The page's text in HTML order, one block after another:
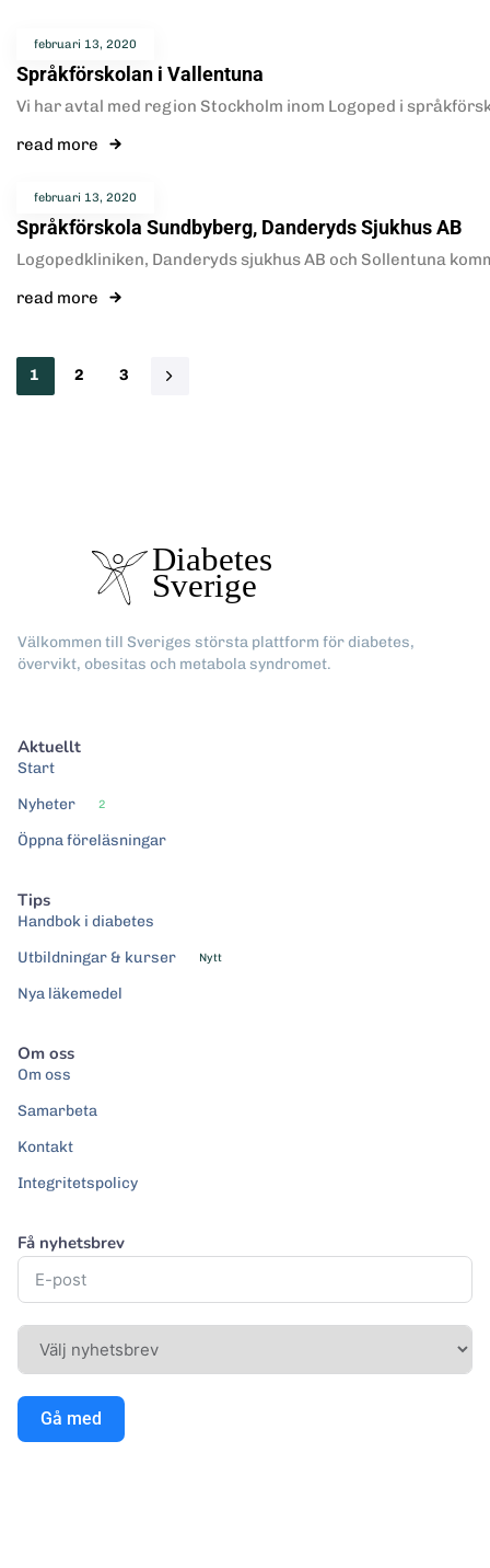
februari 13, 2020
Språkförskolan i Vallentuna
Vi har avtal med region Stockholm inom Logoped i
read more
februari 13, 2020
Språkförskola Sundbyberg, Danderyds Sjukhus AB
Logopedkliniken, Danderyds sjukhus AB och Sollentuna
read more
1 2 3
Välkommen till Sveriges största plattform för diabetes,
övervikt, obesitas och metabola syndromet.
Aktuellt
Start
Nyheter
2
Öppna föreläsningar
Tips
Handbok i diabetes
Utbildningar & kurser
Nytt
Nya läkemedel
Om oss
Om oss
Samarbeta
Kontakt
Integritetspolicy
Få nyhetsbrev
Gå med